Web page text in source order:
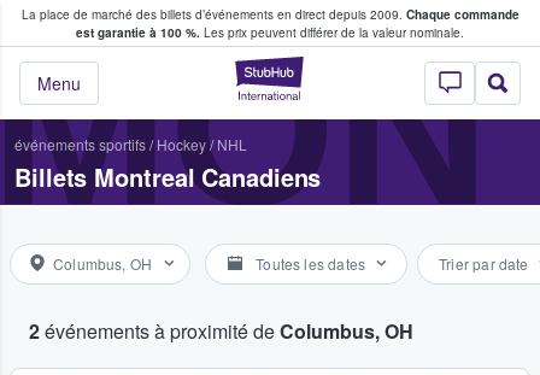
La place de marché des billets d’événements en direct depuis 2009. Chaque commande
est garantie à 100 %. Les prix peuvent différer de la valeur nominale.
StubHub - Où
Menu
fans achètent et vendent des billets
événements sportifs/ Hockey/ NHL
Billets Montreal Canadiens
Columbus, OH Toutes les dates Trier par date
2événements à proximité deColumbus, OH